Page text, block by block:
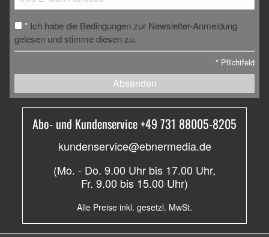
* Ich habe die Bedingungen zur Newsletter-Anmeldung
gelesen und stimme diesen zu.
* Pflichtfeld
Absenden
Abo- und Kundenservice +49 731 88005-8205
kundenservice@ebnermedia.de
(Mo. - Do. 9.00 Uhr bis 17.00 Uhr,
Fr. 9.00 bis 15.00 Uhr)
Alle Preise inkl. gesetzl. MwSt.